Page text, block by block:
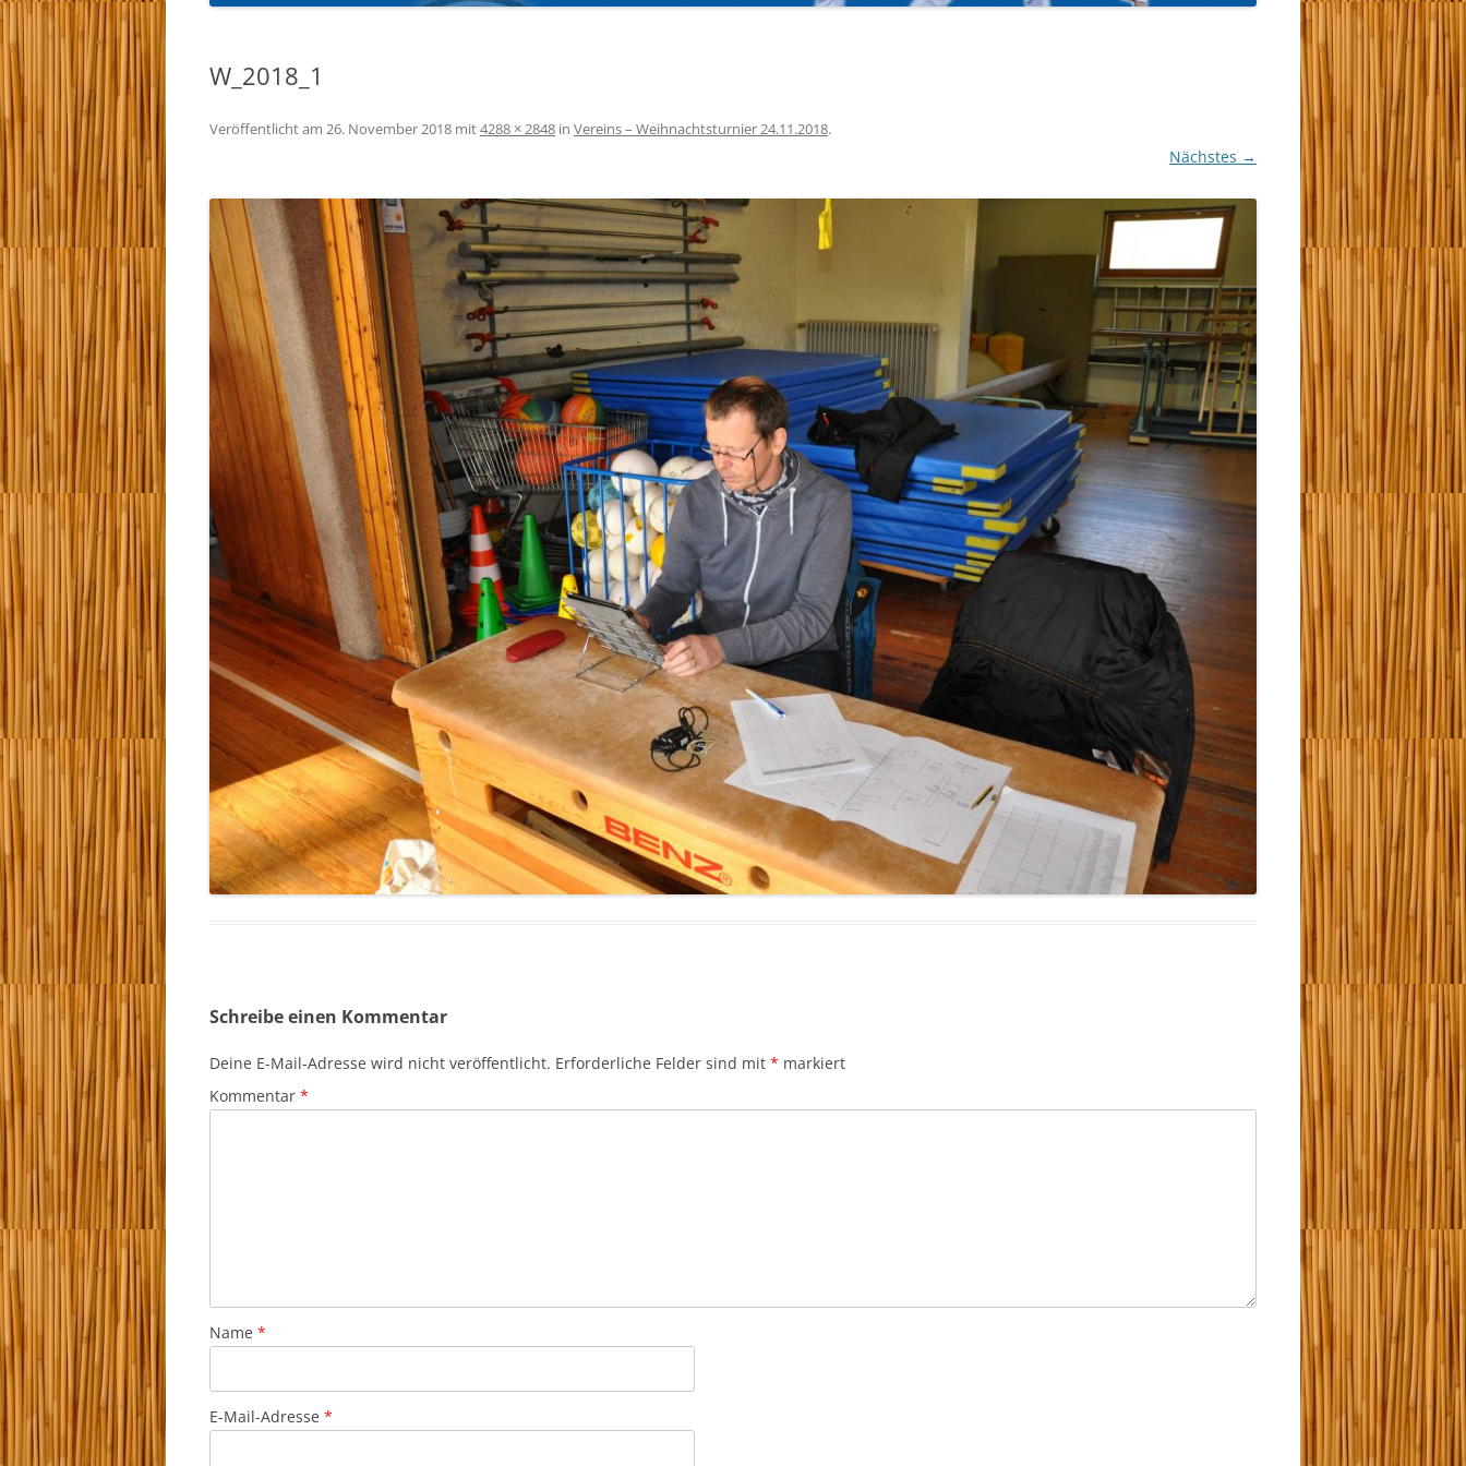
JAPANISCH ZÄHLEN VON 1-10
W_2018_1
Veröffentlicht am 26. November 2018 mit4288 × 2848 in Vereins – Weihnachtsturnier 24.11.2018.
Nächstes →
Schreibe einen Kommentar
Deine E-Mail-Adresse wird nicht veröffentlicht. Erforderliche Felder sind mit * markiert
Kommentar *
Name *
E-Mail-Adresse *